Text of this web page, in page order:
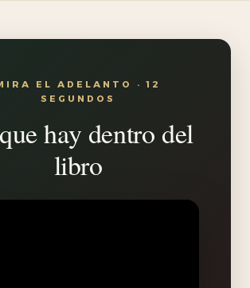
EL ADELANTO · 12
SEGUNDOS
hay dentro del
libro